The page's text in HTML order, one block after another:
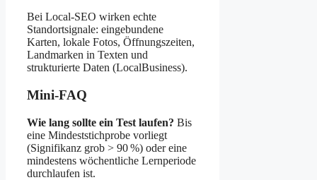
Bei Local-SEO wirken echte
Standortsignale: eingebundene
Karten, lokale Fotos, Öffnungszeiten,
Landmarken in Texten und
strukturierte Daten (LocalBusiness).
Mini‑FAQ
Wie lang sollte ein Test laufen? Bis
eine Mindeststichprobe vorliegt
(Signifikanz grob > 90 %) oder eine
mindestens wöchentliche Lernperiode
durchlaufen ist.